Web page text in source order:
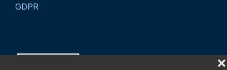
❌
GDPR